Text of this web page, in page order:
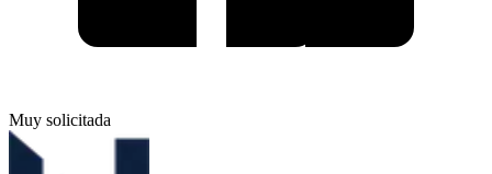
Muy solicitada